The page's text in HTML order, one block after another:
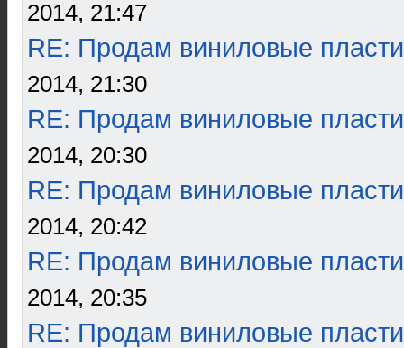
2014, 21:47
RE: Продам виниловые
2014, 21:30
RE: Продам виниловые
2014, 20:30
RE: Продам виниловые
2014, 20:42
RE: Продам виниловые
2014, 20:35
RE: Продам виниловые